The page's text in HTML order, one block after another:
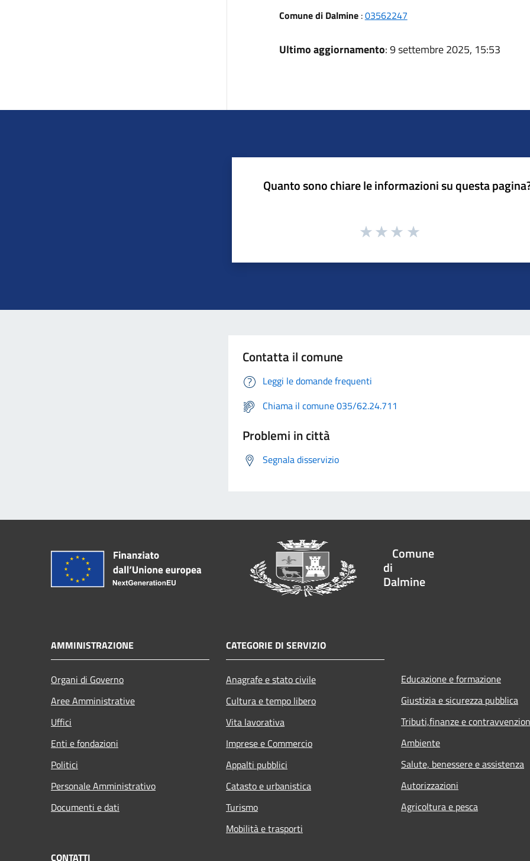
Comune di Dalmine:03562247
Ultimo aggiornamento: 9 settembre 2025, 15:53
Quanto sono chiare le informazioni su questa
Contatta il comune
Leggi le domande frequenti
Chiama il comune 035/62.24.711
Problemi in città
Segnala disservizio
Comune
di
Dalmine
AMMINISTRAZIONE
Organi di Governo
Aree Amministrative
Uffici
Enti e fondazioni
Politici
Personale Amministrativo
Documenti e dati
CATEGORIE DI SERVIZIO
Anagrafe e stato civile
Cultura e tempo libero
Vita lavorativa
Imprese e Commercio
Appalti pubblici
Catasto e urbanistica
Turismo
Mobilità e trasporti
Educazione e formazione
Giustizia e sicurezza pubblica
Tributi,finanze e
Ambiente
Salute, benessere e assistenza
Autorizzazioni
Agricoltura e pesca
CONTATTI